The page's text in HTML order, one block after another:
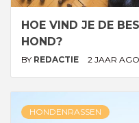
HOE VIND JE DE
HOND?
BY REDACTIE 2 JAAR AGO
HONDENRASSEN